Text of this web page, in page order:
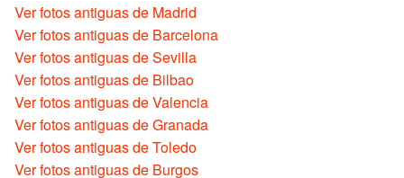
Ver fotos antiguas de Madrid
Ver fotos antiguas de Barcelona
Ver fotos antiguas de Sevilla
Ver fotos antiguas de Bilbao
Ver fotos antiguas de Valencia
Ver fotos antiguas de Granada
Ver fotos antiguas de Toledo
Ver fotos antiguas de Burgos